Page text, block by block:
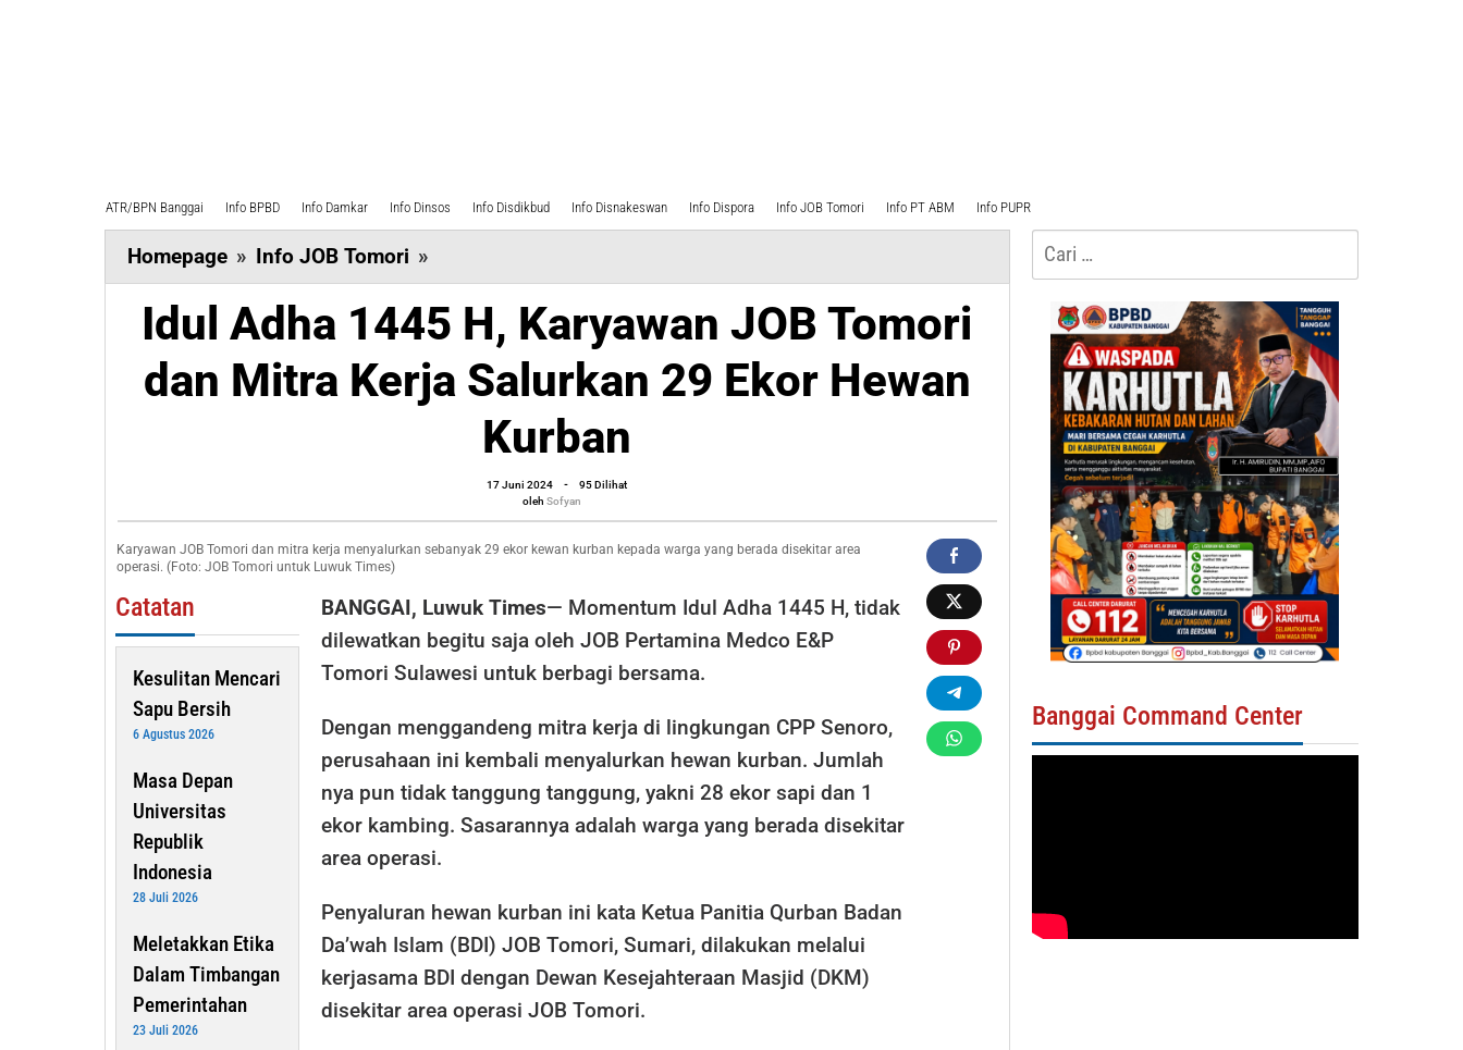
ATR/BPN Banggai Info BPBD Info Damkar Info Dinsos Info Disdikbud Info Disnakeswan Info Dispora Info JOB Tomori Info PT ABM Info PUPR
Homepage » Info JOB Tomori »
Adha
1445
H,
Karyawan
Tomori
Kerja
Salurkan
Ekor
Hewan
Kurban
Idul Adha 1445 H, Karyawan JOB Tomori
dan Mitra Kerja Salurkan 29 Ekor Hewan
Kurban
17 Juni 2024
oleh
Sofyan
-
95 Dilihat
oleh Sofyan
Karyawan JOB Tomori dan mitra kerja menyalurkan sebanyak 29 ekor kewan kurban kepada warga yang berada disekitar area
operasi. (Foto: JOB Tomori untuk Luwuk Times)
Catatan
Kesulitan Mencari
Sapu Bersih
6 Agustus 2026
Masa Depan
Universitas
Republik
Indonesia
28 Juli 2026
Meletakkan Etika
Dalam Timbangan
Pemerintahan
23 Juli 2026
BANGGAI, Luwuk Times— Momentum Idul Adha 1445 H, tidak
dilewatkan begitu saja oleh JOB Pertamina Medco E&P
Tomori Sulawesi untuk berbagi bersama.
Dengan menggandeng mitra kerja di lingkungan CPP Senoro,
perusahaan ini kembali menyalurkan hewan kurban. Jumlah
nya pun tidak tanggung tanggung, yakni 28 ekor sapi dan 1
ekor kambing. Sasarannya adalah warga yang berada disekitar
area operasi.
Penyaluran hewan kurban ini kata Ketua Panitia Qurban Badan
Da’wah Islam (BDI) JOB Tomori, Sumari, dilakukan melalui
kerjasama BDI dengan Dewan Kesejahteraan Masjid (DKM)
disekitar area operasi JOB Tomori.
Cari
untuk:
Banggai Command Center